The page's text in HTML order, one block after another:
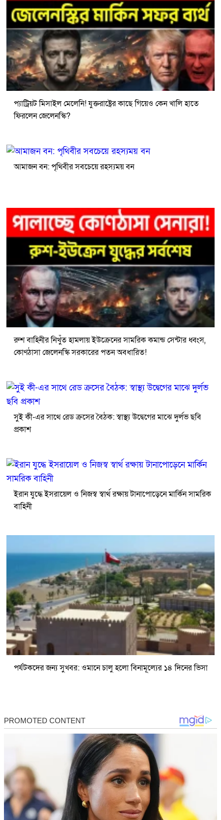
প্যাট্রিয়ট মিসাইল মেলেনি! যুক্তরাষ্ট্রের কাছে গিয়েও কেন খালি হাতে
ফিরলেন জেলেনস্কি?
আমাজন বন: পৃথিবীর সবচেয়ে রহস্যময় বন
রুশ বাহিনীর নিখুঁত হামলায় ইউক্রেনের সামরিক কমান্ড সেন্টার ধ্বংস,
কোণঠাসা জেলেনস্কি সরকারের পতন অবধারিত!
সুই কী-এর সাথে রেড ক্রসের বৈঠক: স্বাস্থ্য উদ্বেগের মাঝে দুর্লভ ছবি
প্রকাশ
ইরান যুদ্ধে ইসরায়েল ও নিজস্ব স্বার্থ রক্ষায় টানাপোড়েনে মার্কিন সামরিক
বাহিনী
পর্যটকদের জন্য সুখবর: ওমানে চালু হলো বিনামূল্যের ১৪ দিনের ভিসা